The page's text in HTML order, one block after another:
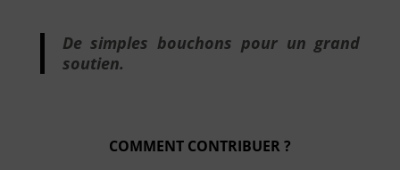
De simples bouchons pour un grand
soutien.
COMMENT CONTRIBUER ?